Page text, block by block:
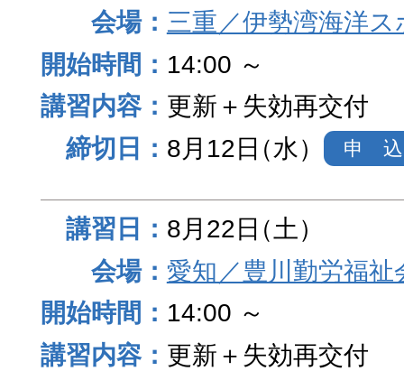
三重／伊勢湾海洋
14:00 ～
更新＋失効再交付
8月12日（水） 申 込
8月22日（土）
愛知／豊川勤労福祉
14:00 ～
更新＋失効再交付